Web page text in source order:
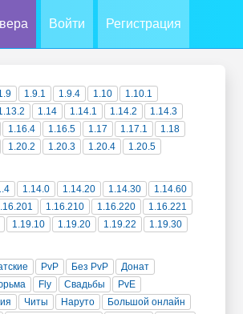
Войти Регистрация
1.9.1 1.9.4 1.10
1.10.1
1.14 1.14.1 1.14.2
1.14.3
1.16.4 1.16.5 1.17 1.17.1
1.18
1.20.2 1.20.3 1.20.4
1.20.5
1.14.0 1.14.20 1.14.30
1.14.60
1.16.210 1.16.220
1.16.221
1.19.10 1.19.20 1.19.22
1.19.30
PvP Без PvP
Донат
Fly Свадьбы
PvE
Читы Наруто
Большой онлайн